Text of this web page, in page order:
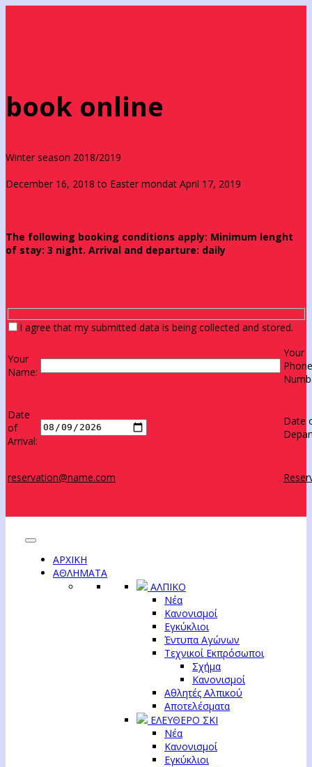
book online
Winter season 2018/2019
December 16, 2018 to Easter mondat April 17, 2019
The following booking conditions apply: Minimum lenght
of stay: 3 night. Arrival and departure: daily
I agree that my submitted data is being collected and stored.
Your
Name:
Your
Phone
Date
of
Arrival:
Date
reservation@name.com
ΑΡΧΙΚΗ
ΑΘΛΗΜΑΤΑ
ΑΛΠΙΚΟ
Νέα
Κανονισμοί
Εγκύκλιοι
Έντυπα Αγώνων
Τεχνικοί Εκπρόσωποι
Σχήμα
Κανονισμοί
Αθλητές Αλπικού
Αποτελέσματα
ΕΛΕΥΘΕΡΟ ΣΚΙ
Νέα
Κανονισμοί
Εγκύκλιοι